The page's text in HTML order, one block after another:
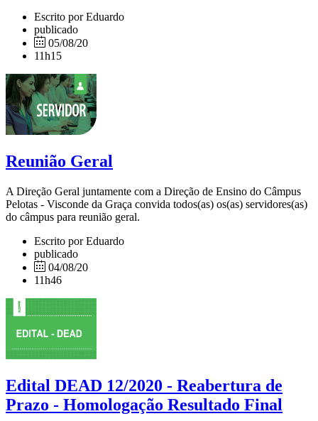
Escrito por Eduardo
publicado
05/08/20
11h15
Reunião Geral
A Direção Geral juntamente com a Direção de Ensino do Câmpus
Pelotas - Visconde da Graça convida todos(as) os(as) servidores(as)
do câmpus para reunião geral.
Escrito por Eduardo
publicado
04/08/20
11h46
Edital DEAD 12/2020 - Reabertura de
Prazo - Homologação Resultado Final